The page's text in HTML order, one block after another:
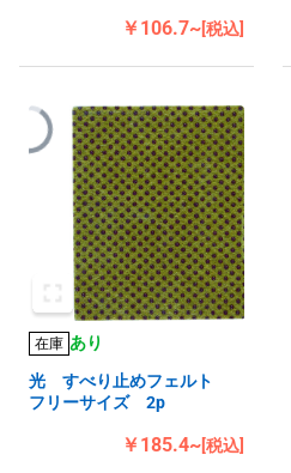
￥106.7~[税込]
在庫 あり
光 すべり止めフェルト
フリーサイズ 2p
￥185.4~[税込]